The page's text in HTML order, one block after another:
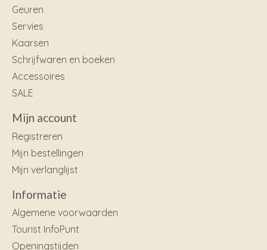
Geuren
Servies
Kaarsen
Schrijfwaren en boeken
Accessoires
SALE
Mijn account
Registreren
Mijn bestellingen
Mijn verlanglijst
Informatie
Algemene voorwaarden
Tourist InfoPunt
Openingstijden